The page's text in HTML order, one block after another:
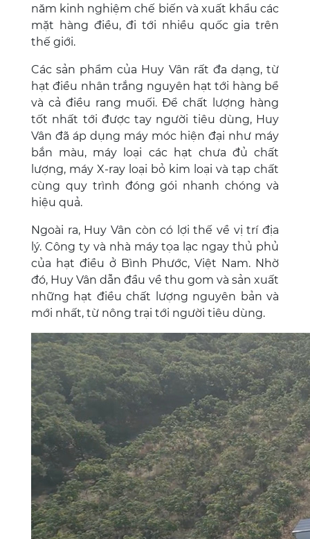
năm kinh nghiệm chế biến và xuất khẩu các
mặt hàng điều, đi tới nhiều quốc gia trên
thế giới.
Các sản phẩm của Huy Vân rất đa dạng, từ
hạt điều nhân trắng nguyên hạt tới hàng bể
và cả điều rang muối. Để chất lượng hàng
tốt nhất tới được tay người tiêu dùng, Huy
Vân đã áp dụng máy móc hiện đại như máy
bắn màu, máy loại các hạt chưa đủ chất
lượng, máy X-ray loại bỏ kim loại và tạp chất
cùng quy trình đóng gói nhanh chóng và
hiệu quả.
Ngoài ra, Huy Vân còn có lợi thế về vị trí địa
lý. Công ty và nhà máy tọa lạc ngay thủ phủ
của hạt điều ở Bình Phước, Việt Nam. Nhờ
đó, Huy Vân dẫn đầu về thu gom và sản xuất
những hạt điều chất lượng nguyên bản và
mới nhất, từ nông trại tới người tiêu dùng.